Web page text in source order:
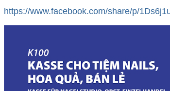
https://www.facebook.com/share/p/